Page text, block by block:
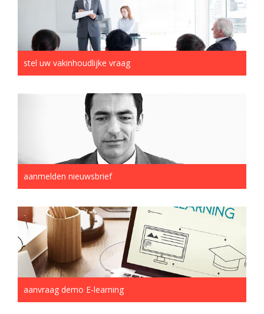
stel uw vakinhoudlijke vraag
aanmelden nieuwsbrief
aanvraag demo E-learning